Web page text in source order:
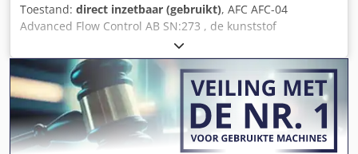
Toestand: direct inzetbaar (gebruikt), AFC AFC-04
Advanced Flow Control AB SN:273 , de kunststof
ommanteling is beschadigd bij één aansluitbus, zie foto,
gebruikt, normale gebruikssporen, 100% functioneel,
leveringsomvang volgens foto's Codpfx Ajrv Npmjfiorf